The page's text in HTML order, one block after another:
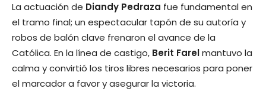
La actuación de Diandy Pedraza fue fundamental en
el tramo final; un espectacular tapón de su autoría y
robos de balón clave frenaron el avance de la
Católica. En la línea de castigo, Berit Farelmantuvo la
calma y convirtió los tiros libres necesarios para poner
el marcador a favor y asegurar la victoria.